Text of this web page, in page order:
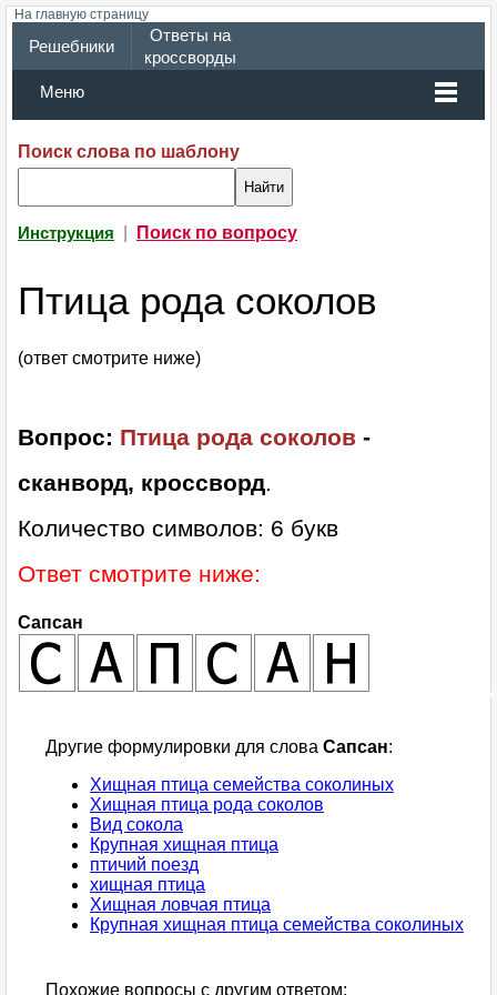
На главную страницу
Решебники
Ответы на
кроссворды
Меню
Поиск слова по шаблону
Инструкция Поиск по вопросу
Птица рода соколов
(ответ смотрите ниже)
Вопрос: Птица рода соколов -
сканворд, кроссворд.
Количество символов: 6 букв
Ответ смотрите ниже:
Сапсан
Другие формулировки для слова Сапсан:
Хищная птица семейства соколиных
Хищная птица рода соколов
Вид сокола
Крупная хищная птица
птичий поезд
хищная птица
Хищная ловчая птица
Крупная хищная птица семейства соколиных
Похожие вопросы с другим ответом: